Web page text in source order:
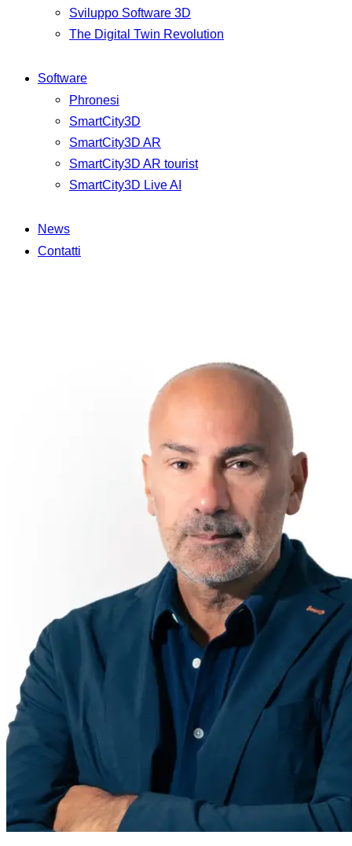
Sviluppo Software 3D
The Digital Twin Revolution
Software
Phronesi
SmartCity3D
SmartCity3D AR
SmartCity3D AR tourist
SmartCity3D Live AI
News
Contatti